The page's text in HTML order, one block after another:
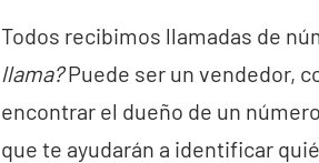
Todos recibimos llamadas de
llama?Puede ser un vendedor,
encontrar el dueño de un
que te ayudarán a identificar